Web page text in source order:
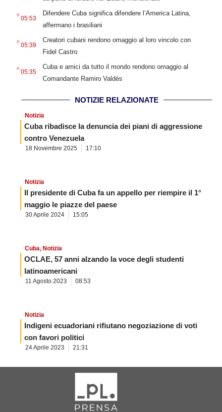
.05:53
Difendere Cuba significa difendere l’America Latina,
affermano i brasiliani
.05:39
Creatori cubani rendono omaggio al loro vincolo con
Fidel Castro
.05:35
Cuba e amici da tutto il mondo rendono omaggio al
Comandante Ramiro Valdés
NOTIZIE RELAZIONATE
Notizia
Cuba ribadisce la denuncia dei piani di aggressione
contro Venezuela
18 Novembre 2025 17:10
Notizia
Il presidente di Cuba fa un appello per riempire il 1°
maggio le piazze del paese
30 Aprile 2024 15:05
Cuba, Notizia
OCLAE, 57 anni alzando la voce degli studenti
latinoamericani
11 Agosto 2023 08:53
Notizia
Indigeni ecuadoriani rifiutano negoziazione di voti
con favori politici
24 Aprile 2023 21:31